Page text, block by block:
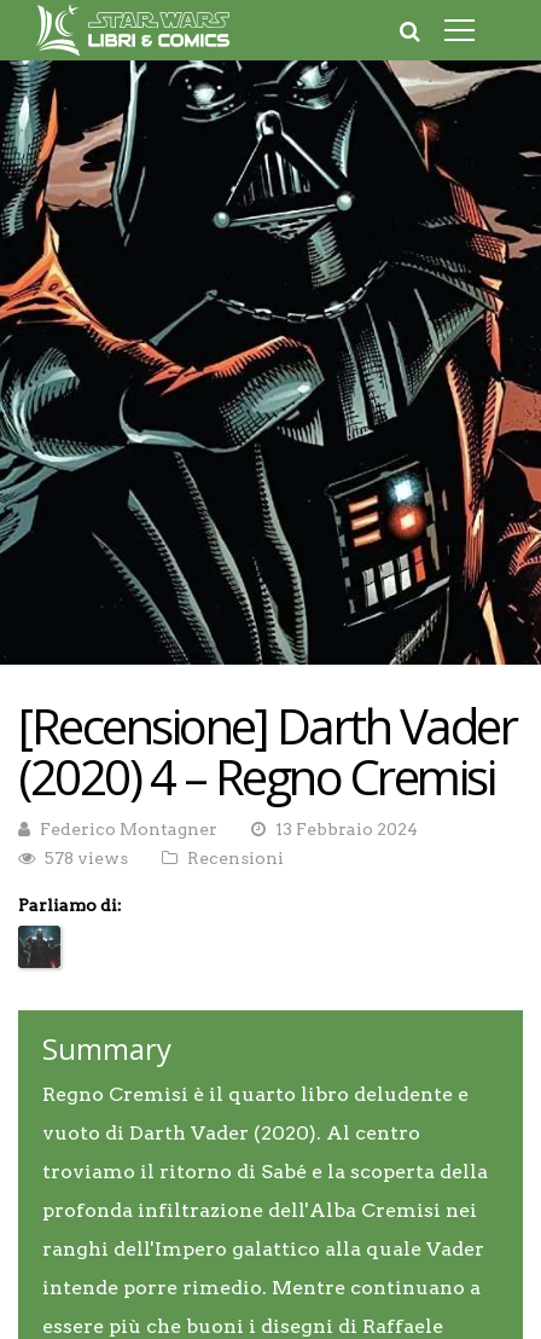
[Recensione] Darth Vader
(2020) 4 – Regno Cremisi
Federico Montagner
13 Febbraio 2024
578 views
Recensioni
Parliamo di:
Summary
Regno Cremisi è il quarto libro deludente e
vuoto di Darth Vader (2020). Al centro
troviamo il ritorno di Sabé e la scoperta della
profonda infiltrazione dell'Alba Cremisi nei
ranghi dell'Impero galattico alla quale Vader
intende porre rimedio. Mentre continuano a
essere più che buoni i disegni di Raffaele